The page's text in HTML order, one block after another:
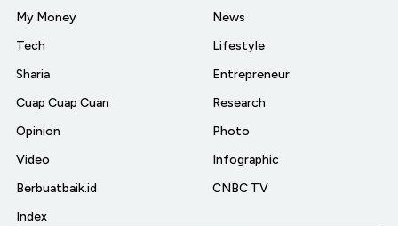
My Money
Tech
Sharia
Cuap Cuap Cuan
Opinion
Video
Berbuatbaik.id
Index
News
Lifestyle
Entrepreneur
Research
Photo
Infographic
CNBC TV